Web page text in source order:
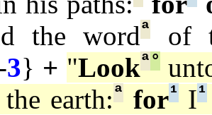
the wordª
of
3} + "Lookª°
earth:ª for¹I¹